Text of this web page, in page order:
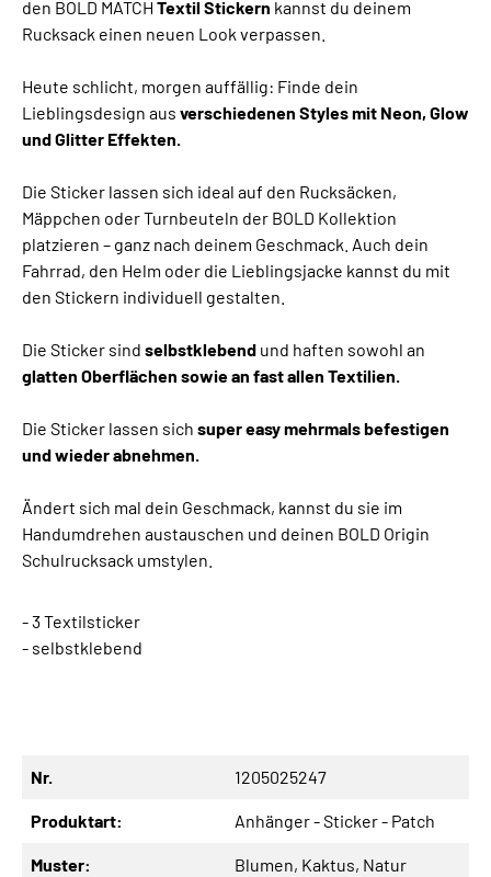
den BOLD MATCH Textil Stickern kannst du deinem
Rucksack einen neuen Look verpassen.
Heute schlicht, morgen auffällig: Finde dein
Lieblingsdesign aus verschiedenen Styles mit Neon, Glow
und Glitter Effekten.
Die Sticker lassen sich ideal auf den Rucksäcken,
Mäppchen oder Turnbeuteln der BOLD Kollektion
platzieren – ganz nach deinem Geschmack. Auch dein
Fahrrad, den Helm oder die Lieblingsjacke kannst du mit
den Stickern individuell gestalten.
Die Sticker sind selbstklebend und haften sowohl an
glatten Oberflächen sowie an fast allen Textilien.
Die Sticker lassen sich super easy mehrmals befestigen
und wieder abnehmen.
Ändert sich mal dein Geschmack, kannst du sie im
Handumdrehen austauschen und deinen BOLD Origin
Schulrucksack umstylen.
- 3 Textilsticker
- selbstklebend
Nr. 1205025247
Produktart: Anhänger - Sticker - Patch
Muster: Blumen, Kaktus, Natur